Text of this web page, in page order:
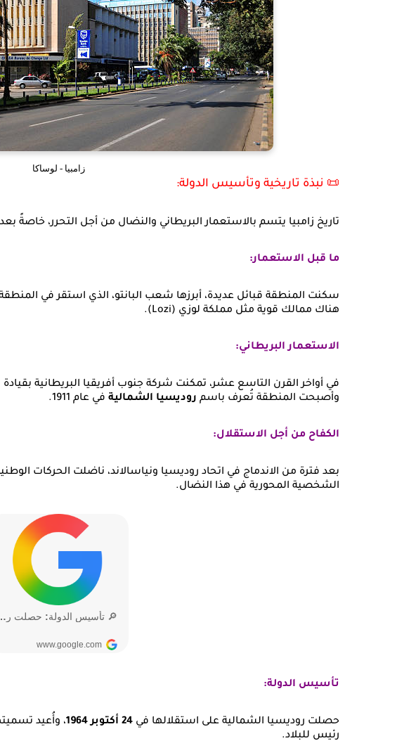
زامبيا - لوساكا
📜 نبذة تاريخية وتأسيس الدولة:
تاريخ زامبيا يتسم بالاستعمار البريطاني والنضال من أجل التحرر،
ما قبل الاستعمار:
سكنت المنطقة قبائل عديدة، أبرزها شعب البانتو، الذي استقر في
هناك ممالك قوية مثل مملكة لوزي (Lozi).
الاستعمار البريطاني:
في أواخر القرن التاسع عشر، تمكنت شركة جنوب أفريقيا البريطانية بقيادة
وأصبحت المنطقة تُعرف باسم روديسيا الشمالية في عام 1911.
الكفاح من أجل الاستقلال:
بعد فترة من الاندماج في اتحاد روديسيا ونياسالاند، ناضلت الحركات
الشخصية المحورية في هذا النضال.
تأسيس الدولة:
حصلت روديسيا الشمالية على استقلالها في 24 أكتوبر 1964 ، وأُعيد
رئيس للبلاد.